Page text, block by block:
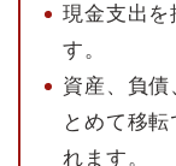
現金支出を
す。
資産、負債
とめて移
れます。